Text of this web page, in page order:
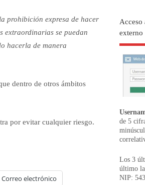
prohibición expresa de hacer
extraordinarias se puedan
hacerla de manera
dentro de otros ámbitos
por evitar cualquier riesgo.
Correo electrónico
Acceso
externo
de 5
Los 3
último
NIP: